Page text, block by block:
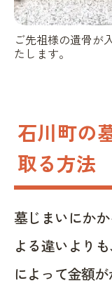
ご先祖様の遺骨が
たします。
石川町の
取る方法
墓じまいにか
よる違いより
によって金額が